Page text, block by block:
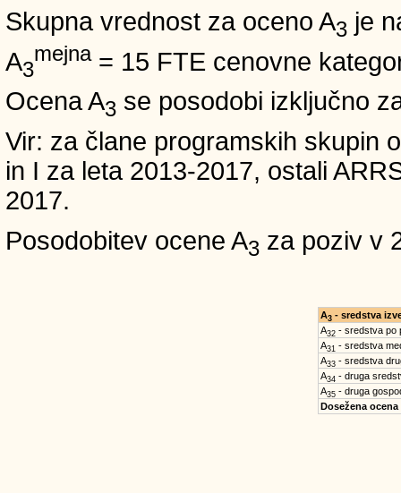
Skupna vrednost za oceno A3 je
A3
mejna= 15 FTE cenovne
Ocena A3 se posodobi izključno
Vir: za člane programskih skupin
in I za leta 2013-2017, ostali
2017.
Posodobitev ocene A3 za poziv v
A3- sredstva
A32- sredstva po
A31 - sredstva
A33- sredstva
A34 - druga
A35- druga
Dosežena ocena